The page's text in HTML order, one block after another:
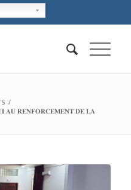
/
𝐀𝐔 𝐑𝐄𝐍𝐅𝐎𝐑𝐂𝐄𝐌𝐄𝐍𝐓 𝐃𝐄 𝐋𝐀